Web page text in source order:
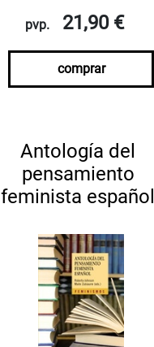
pvp. 21,90 €
comprar
Antología del
pensamiento
feminista español